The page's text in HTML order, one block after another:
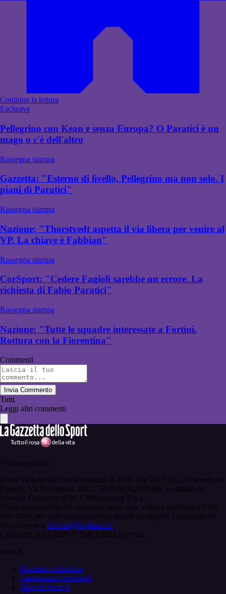
Continua la lettura
Esclusive
Pellegrino con Kean e senza Europa? O Paratici è un
mago o c'è dell'altro
Rassegna stampa
Gazzetta: "Esterno di livello, Pellegrino ma non solo. I
piani di Paratici"
Rassegna stampa
Nazione: "Thorstvedt aspetta il via libera per venire al
VP. La chiave è Fabbian"
Rassegna stampa
CorSport: "Cedere Fagioli sarebbe un errore. La
richiesta di Fabio Paratici"
Rassegna stampa
Nazione: "Tutte le squadre interessate a Fortini.
Rottura con la Fiorentina"
Commenti
Invia Commento
Tutti
Leggi altri commenti
Violanews.com
Il sito ViolaNews.com di titolarità di FAB four 2013 S.r.l., con sede in
Firenze, Via Bolognese 263, C.F./PI 06342490486, è affiliato al
network Gazzanet di RCS Mediagroup S.p.a..
Unico responsabile dei contenuti (testi, foto, video e grafiche) è FAB
four 2013; per ogni comunicazione avente ad oggetto i contenuti del
Sito scrivere a fabfour@legalmail.it
Copyright 2021-2026 © Tutti i diritti riservati.
Serie A
Risultati e classifica
Campionati precedenti
Altre di Serie A